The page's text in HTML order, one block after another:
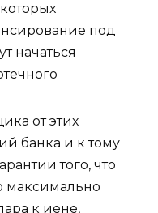
под
начаться
от этих
банка и к тому
того, что
максимально
к иене,